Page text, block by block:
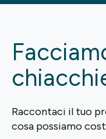
Raccontaci il tuo
cosa possiamo